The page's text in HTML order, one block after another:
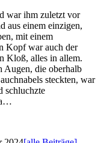
war ihm zuletzt vor
aus einem einzigen,
mit einem
Kopf war auch der
Kloß, alles in allem.
Augen, die oberhalb
steckten, war
schluchzte